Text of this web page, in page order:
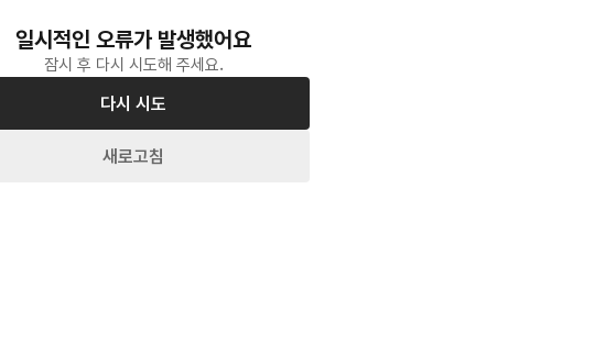
일시적인 오류가 발생했어요
잠시 후 다시 시도해 주세요.
다시 시도
새로고침